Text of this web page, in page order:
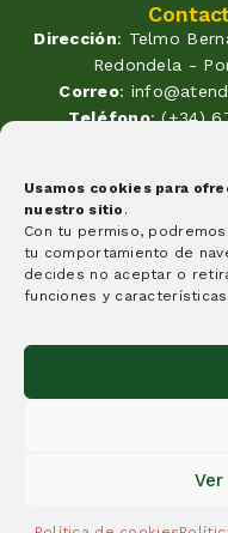
Usamos cookies para
nuestro sitio .
Con tu permiso,
tu comportamiento de
decides no aceptar o
funciones y
idea es un granito
Dirección: Telmo
Redondela -
Correo:
Teléfono: (+34)
09:30 a 14:00 y de
Sabados de